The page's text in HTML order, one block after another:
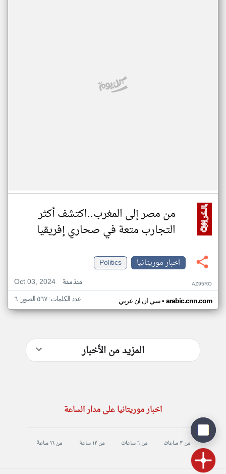
من مصر إلى المغرب..اكتشف أكثر
التجارب متعة في صحاري إفريقيا
اخبار موريتانيا
Politics
Oct 03, 2024
منذ سنة AZ95RO
سي ان ان عربي• arabic.cnn.com عدد الكلمات: ٥٦٧ الصور: ٦
المزيد من الأخبار
اخبار موريتانيا على مدار الساعة
من ٣ ساعات من ٦ ساعات من ١٢ ساعة من ١٦ ساعة